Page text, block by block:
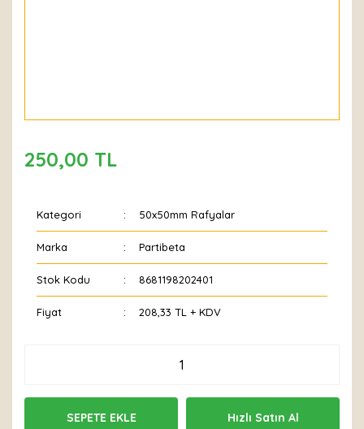
250,00 TL
Kategori 50x50mm Rafyalar
Marka Partibeta
Stok Kodu 8681198202401
Fiyat 208,33 TL + KDV
SEPETE EKLE Hızlı Satın Al